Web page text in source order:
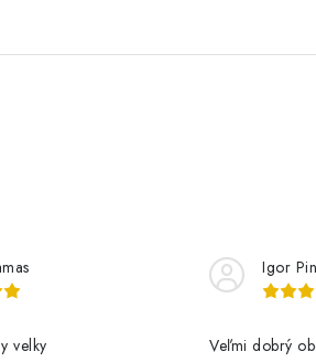
velky
Igor
Veľmi dobrý